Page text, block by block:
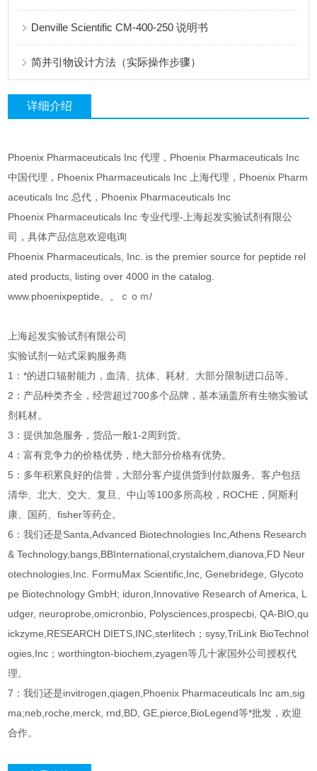
Denville Scientific CM-400-250 说明书
简并引物设计方法（实际操作步骤）
详细介绍
Phoenix Pharmaceuticals Inc 代理，Phoenix Pharmaceuticals Inc
中国代理，Phoenix Pharmaceuticals Inc 上海代理，Phoenix Pharm
aceuticals Inc 总代，Phoenix Pharmaceuticals Inc
Phoenix Pharmaceuticals Inc 专业代理-上海起发实验试剂有限公
司，具体产品信息欢迎电询
Phoenix Pharmaceuticals, Inc. is the premier source for peptide rel
ated products, listing over 4000 in the catalog.
www.phoenixpeptide。。ｃｏｍ/
上海起发实验试剂有限公司
实验试剂一站式采购服务商
1：*的进口辐射能力，血清、抗体、耗材、大部分限制进口品等。
2：产品种类齐全，经营超过700多个品牌，基本涵盖所有生物实验试
剂耗材。
3：提供加急服务，货品一般1-2周到货。
4：富有竞争力的价格优势，绝大部分价格有优势。
5：多年积累良好的信誉，大部分客户提供货到付款服务。客户包括
清华、北大、交大、复旦、中山等100多所高校，ROCHE，阿斯利
康、国药、fisher等药企。
6：我们还是Santa,Advanced Biotechnologies Inc,Athens Research
& Technology,bangs,BBInternational,crystalchem,dianova,FD Neur
otechnologies,Inc. FormuMax Scientific,Inc, Genebridege, Glycoto
pe Biotechnology GmbH; iduron,Innovative Research of America, L
udger, neuroprobe,omicronbio, Polysciences,prospecbi, QA-BIO,qu
ickzyme,RESEARCH DIETS,INC,sterlitech；sysy,TriLink BioTechnol
ogies,Inc；worthington-biochem,zyagen等几十家国外公司授权代
理。
7：我们还是invitrogen,qiagen,Phoenix Pharmaceuticals Inc am,sig
ma;neb,roche,merck, rnd,BD, GE,pierce,BioLegend等*批发，欢迎
合作。